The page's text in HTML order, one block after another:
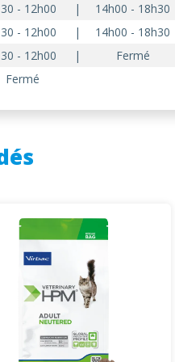
- 12h00
|
14h00 - 18h30
- 12h00
|
14h00 - 18h30
- 12h00
|
Fermé
Fermé